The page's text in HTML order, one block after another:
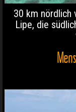
30 km nördlich
Lipe, die